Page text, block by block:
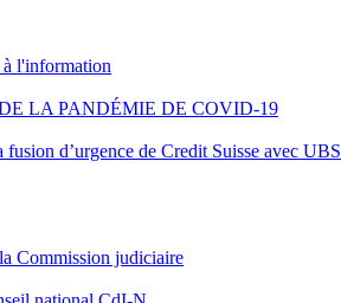
à l'information
LA PANDÉMIE DE COVID-19
d’urgence de Credit Suisse avec UBS
Commission judiciaire